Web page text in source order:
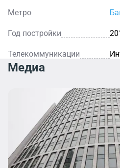
Метро
Год постройки
Телекоммуникации
Медиа